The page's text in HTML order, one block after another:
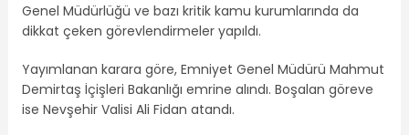
Genel Müdürlüğü ve bazı kritik kamu kurumlarında da
dikkat çeken görevlendirmeler yapıldı.
Yayımlanan karara göre, Emniyet Genel Müdürü Mahmut
Demirtaş İçişleri Bakanlığı emrine alındı. Boşalan göreve
ise Nevşehir Valisi Ali Fidan atandı.